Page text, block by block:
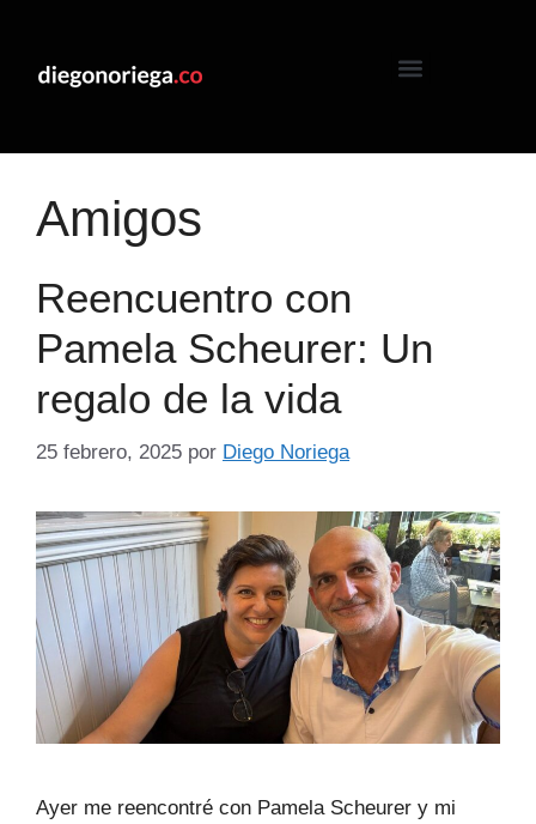
Amigos
Reencuentro con
Pamela Scheurer: Un
regalo de la vida
25 febrero, 2025 por Diego Noriega
Ayer me reencontré con Pamela Scheurer y mi